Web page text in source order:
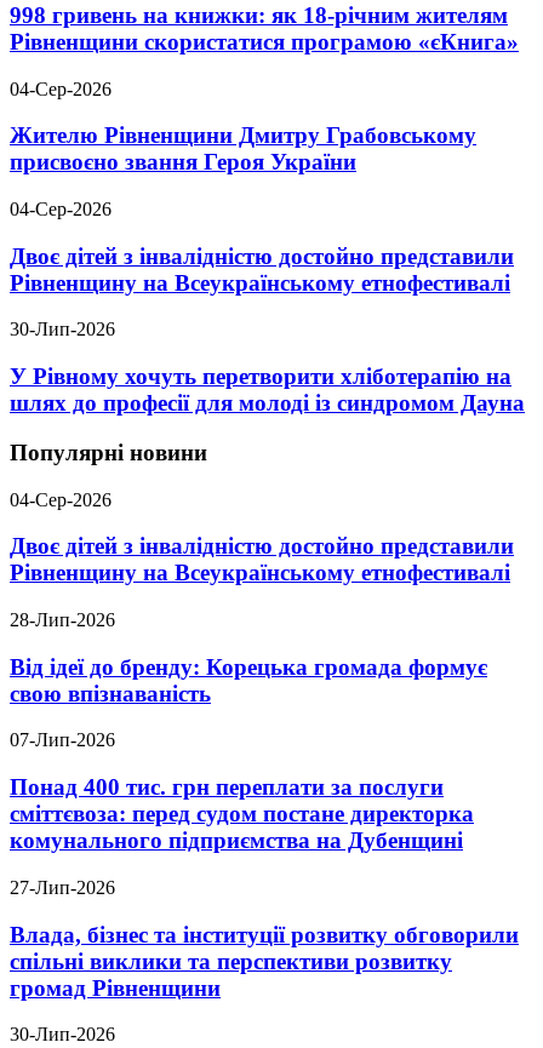
998 гривень на книжки: як 18-річним жителям
Рівненщини скористатися програмою «єКнига»
04-Сер-2026
Жителю Рівненщини Дмитру Грабовському
присвоєно звання Героя України
04-Сер-2026
Двоє дітей з інвалідністю достойно представили
Рівненщину на Всеукраїнському етнофестивалі
30-Лип-2026
У Рівному хочуть перетворити хліботерапію на
шлях до професії для молоді із синдромом Дауна
Популярні новини
04-Сер-2026
Двоє дітей з інвалідністю достойно представили
Рівненщину на Всеукраїнському етнофестивалі
28-Лип-2026
Від ідеї до бренду: Корецька громада формує
свою впізнаваність
07-Лип-2026
Понад 400 тис. грн переплати за послуги
сміттєвоза: перед судом постане директорка
комунального підприємства на Дубенщині
27-Лип-2026
Влада, бізнес та інституції розвитку обговорили
спільні виклики та перспективи розвитку
громад Рівненщини
30-Лип-2026